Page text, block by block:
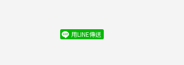
用LINE傳送